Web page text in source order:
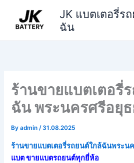
content
JK แบตเตอรี่ร
ฉัน
ร้านขายแบตเตอรี่
ฉัน พระนครศรีอยุธ
Byadmin/31.08.2025
ร้านขายแบตเตอรี่รถยนต์ใกล้ฉันพระน
แบต ขายแบตรถยนต์ทุกยี่ห้อ